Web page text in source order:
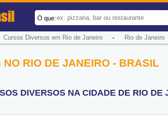
O que:
Cursos Diversos em Rio de Janeiro- Rio de Janeiro
NO RIO DE JANEIRO - BRASIL
DIVERSOS NA CIDADE DE RIO DE